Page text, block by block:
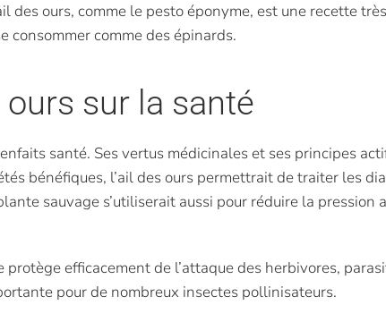
des ours, comme le pesto éponyme, est une recette
consommer comme des épinards.
ours sur la santé
santé. Ses vertus médicinales et ses principes
bénéfiques, l’ail des ours permettrait de traiter les
sauvage s’utiliserait aussi pour réduire la
protège efficacement de l’attaque des herbivores,
pour de nombreux insectes pollinisateurs.